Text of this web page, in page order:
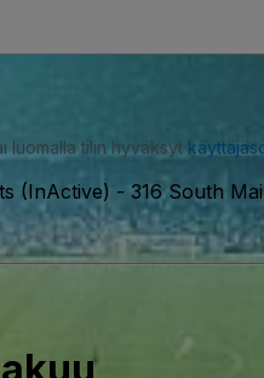
luomalla tilin hyväksyt
(InActive) - 316 South